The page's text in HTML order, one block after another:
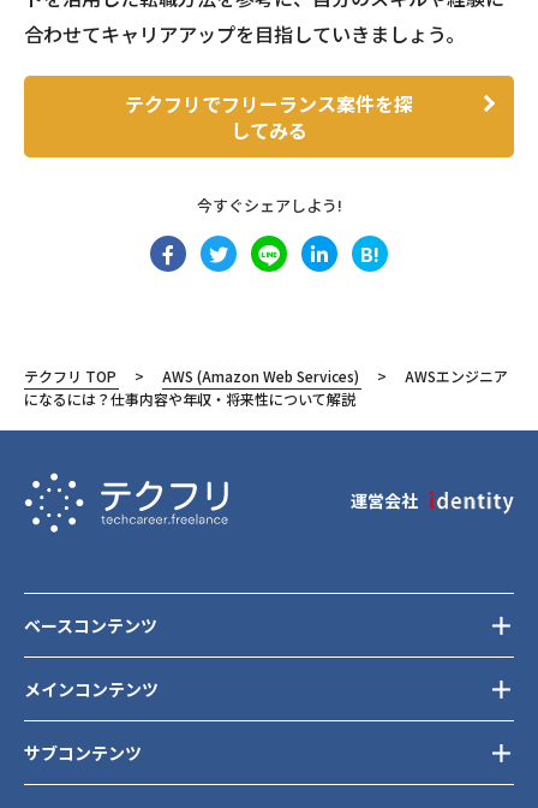
合わせてキャリアアップを目指していきましょう。
テクフリでフリーランス案件を探
してみる
今すぐシェアしよう!
B!
テクフリ TOP AWS (Amazon Web Services)
AWSエンジニア
になるには？仕事内容や年収・将来性について解説
運営会社
メインコンテンツ
サブコンテンツ
ベースコンテンツ